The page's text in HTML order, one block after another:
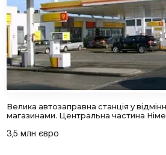
Велика автозаправна станція у
магазинами. Центральна частина
3,5 млн євро
Згоден на обробку